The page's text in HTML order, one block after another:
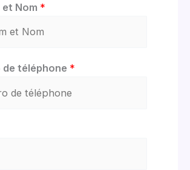
Nom *
de téléphone *